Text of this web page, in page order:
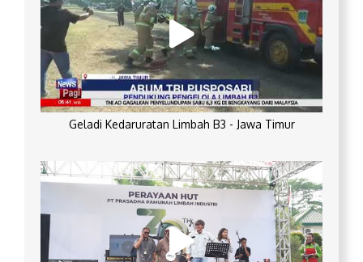
Geladi Kedaruratan Limbah B3 - Jawa Timur